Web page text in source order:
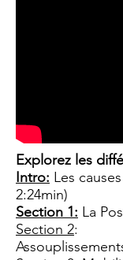
Explorez les
Intro: Les
2:24min)
Section 1: La
Section 2: